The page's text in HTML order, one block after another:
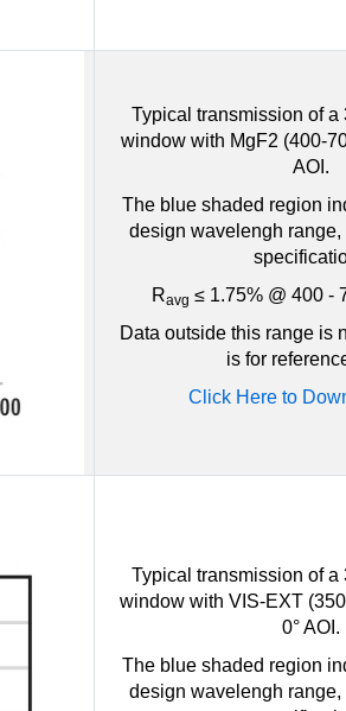
Typical transmission of a
window with MgF2 (400-
AOI.
The blue shaded region
design wavelengh
Ravg ≤ 1.75% @ 400 -
Data outside this range is
is for
Click Here to
Typical transmission of a
window with VIS-EXT
0° AOI.
The blue shaded region
design wavelengh